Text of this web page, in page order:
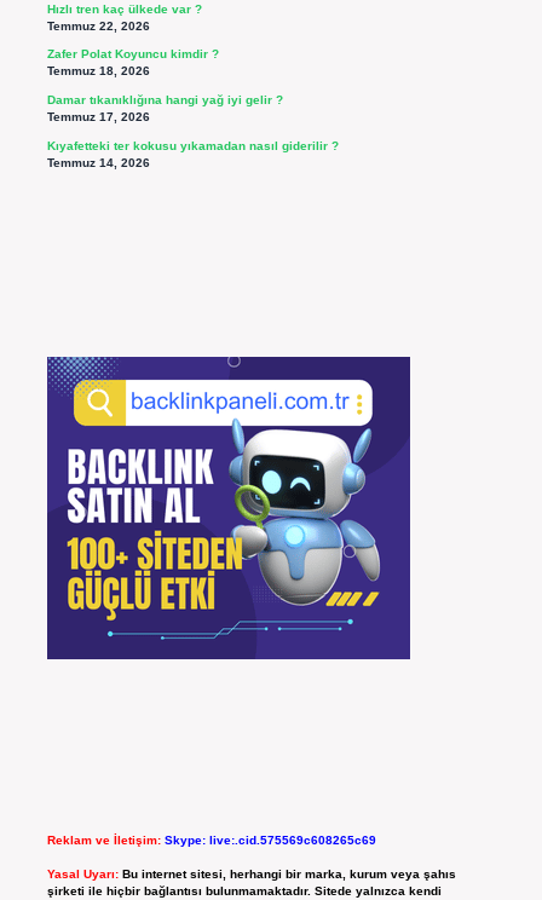
Hızlı tren kaç ülkede var ?
Temmuz 22, 2026
Zafer Polat Koyuncu kimdir ?
Temmuz 18, 2026
Damar tıkanıklığına hangi yağ iyi gelir ?
Temmuz 17, 2026
Kıyafetteki ter kokusu yıkamadan nasıl giderilir ?
Temmuz 14, 2026
Reklam ve İletişim: Skype: live:.cid.575569c608265c69
Yasal Uyarı: Bu internet sitesi, herhangi bir marka, kurum veya şahıs
şirketi ile hiçbir bağlantısı bulunmamaktadır. Sitede yalnızca kendi